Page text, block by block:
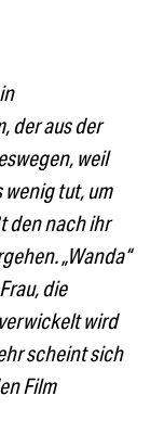
der aus der
weil
tut, um
den nach ihr
„Wanda“
die
wird
scheint sich
Film